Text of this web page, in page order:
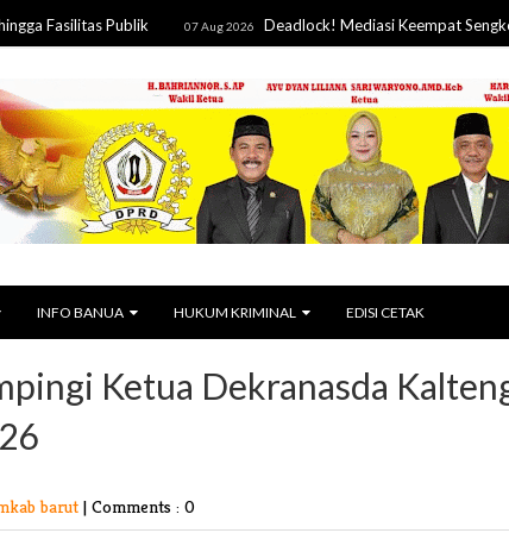
Publik 07 Aug 2026 Deadlock! Mediasi Keempat Sengketa Lahan
INFO BANUA HUKUM KRIMINAL EDISI CETAK
Ketua Dekranasda
barut | Comments : 0